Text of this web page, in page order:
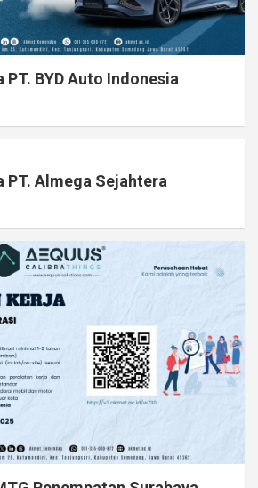
PT. BYD Auto Indonesia
PT. Almega Sejahtera